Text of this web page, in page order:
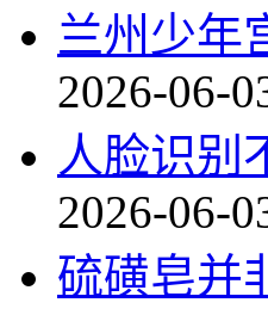
兰州少年
2026-06-
人脸识别
2026-06-
硫磺皂并